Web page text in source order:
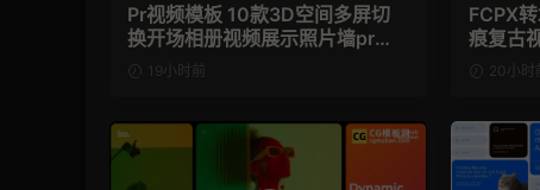
Pr视频模板 10款3D空间多屏切
换开场相册视频展示照片墙pr模
19小时前
FCPX
痕复古
20小时